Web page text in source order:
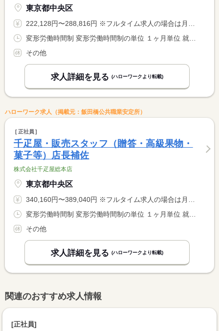
東京都中央区
222,128円〜288,816円 ※フルタイム求人の場合は月額（換算額）、パート求人の場合は時間額を表示しています。
変形労働時間制 変形労働時間制の単位 １ヶ月単位 就業時間１ 8時00分〜21時00分 就業時間に関する特記事項 （１）の間の時間の実働８時間 <BR> シフト制 店舗によりシフトの時間が違います。羽田空港店は朝６ <BR> 時半勤務の場合が稀にあります。
その他
求人詳細を見る (ハローワークより転載)
ハローワーク求人（掲載元：飯田橋公共職業安定所）
正社員
千疋屋・販売スタッフ（贈答・高級果物・
菓子等）店長補佐
株式会社千疋屋総本店
東京都中央区
340,160円〜389,040円 ※フルタイム求人の場合は月額（換算額）、パート求人の場合は時間額を表示しています。
変形労働時間制 変形労働時間制の単位 １ヶ月単位 就業時間１ 8時00分〜21時00分 就業時間に関する特記事項 （１）の間の８時間 <BR> シフト制 店舗によりシフトの時間が違います。羽田空港店は朝６ <BR> 時半勤務の場合が稀にあります。
その他
求人詳細を見る (ハローワークより転載)
関連のおすすめ求人情報
[正社員]